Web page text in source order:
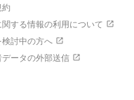
約
関する情報の利用について
検討中の方へ
データの外部送信